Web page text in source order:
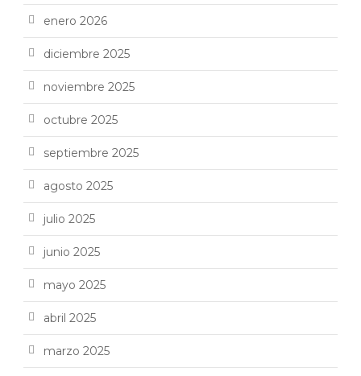
enero 2026
diciembre 2025
noviembre 2025
octubre 2025
septiembre 2025
agosto 2025
julio 2025
junio 2025
mayo 2025
abril 2025
marzo 2025